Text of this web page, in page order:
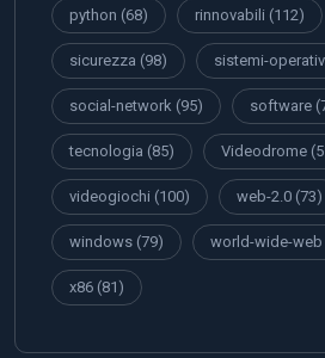
python (68) rinnovabili (112)
sicurezza (98) sistemi-
social-network (95) software
tecnologia (85) Videodrome
videogiochi (100) web-2.0 (73)
windows (79) world-wide-web
x86 (81)